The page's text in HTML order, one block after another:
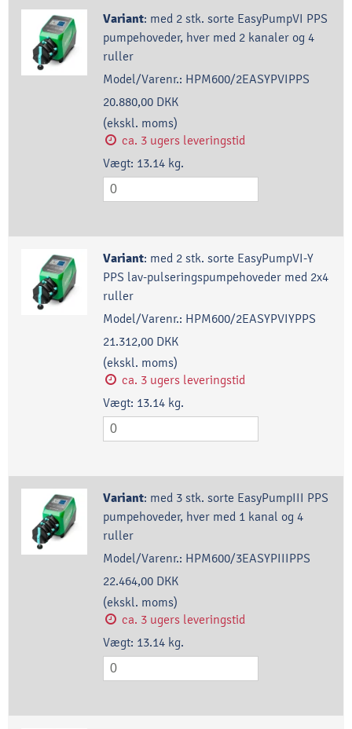
Variant: med 2 stk. sorte EasyPumpVI PPS
pumpehoveder, hver med 2 kanaler og 4
ruller
Model/Varenr.: HPM600/2EASYPVIPPS
20.880,00 DKK
(ekskl. moms)
ca. 3 ugers leveringstid
Vægt: 13.14 kg.
Variant: med 2 stk. sorte EasyPumpVI-Y
PPS lav-pulseringspumpehoveder med 2x4
ruller
Model/Varenr.: HPM600/2EASYPVIYPPS
21.312,00 DKK
(ekskl. moms)
ca. 3 ugers leveringstid
Vægt: 13.14 kg.
Variant: med 3 stk. sorte EasyPumpIII PPS
pumpehoveder, hver med 1 kanal og 4
ruller
Model/Varenr.: HPM600/3EASYPIIIPPS
22.464,00 DKK
(ekskl. moms)
ca. 3 ugers leveringstid
Vægt: 13.14 kg.